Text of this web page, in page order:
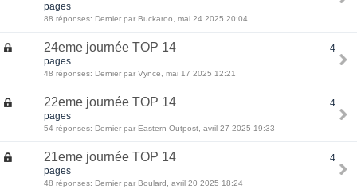
pages
88 réponses: Dernier par Buckaroo, mai 24 2025 20:04
24eme journée TOP 14
4
pages
48 réponses: Dernier par Vynce, mai 17 2025 12:21
22eme journée TOP 14
4
pages
54 réponses: Dernier par Eastern Outpost, avril 27 2025 19:33
21eme journée TOP 14
4
pages
48 réponses: Dernier par Boulard, avril 20 2025 18:24